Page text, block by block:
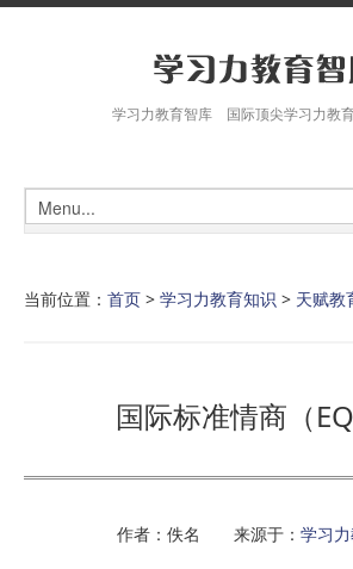
学习力教育智库 国际顶尖学习力教
当前位置： 首页 > 学习力教育知识 > 天赋教
国际标准情商（
作者：佚名 来源于： 学习